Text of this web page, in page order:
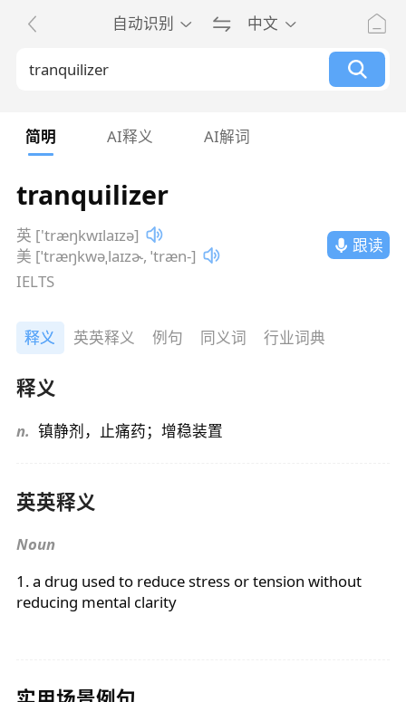
自动识别 中文
简明 AI释义 AI解词
tranquilizer
英 ['træŋkwɪlaɪzə]
美 [ˈtræŋkwəˌlaɪzɚ, ˈtræn-]
跟读
IELTS
释义 英英释义 例句 同义词 行业词典
释义
n. 镇静剂，止痛药；增稳装置
英英释义
Noun
1. a drug used to reduce stress or tension without
reducing mental clarity